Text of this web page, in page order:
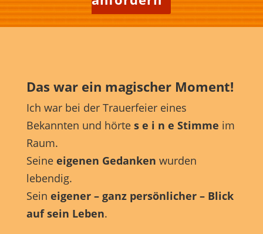
Das war ein magischer Moment!
Ich war bei der Trauerfeier eines
Bekannten und hörte s e i n e Stimme im
Raum.
Seine eigenen Gedanken wurden
lebendig.
Sein eigener – ganz persönlicher – Blick
auf sein Leben.